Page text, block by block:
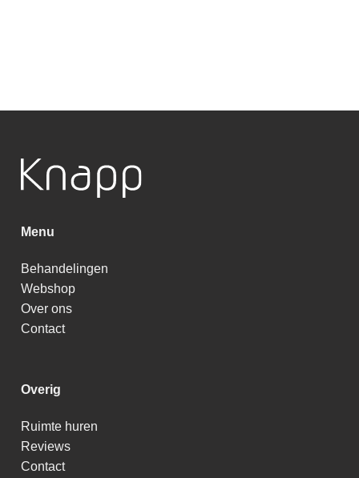
Menu
Behandelingen
Webshop
Over ons
Contact
Overig
Ruimte huren
Reviews
Contact